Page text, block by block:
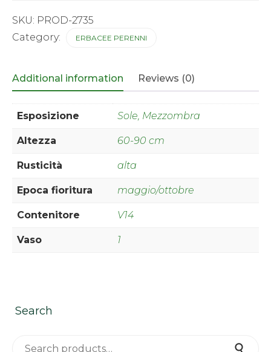
quantity
SKU: PROD-2735
Category:
ERBACEE PERENNI
Additional information Reviews (0)
Esposizione Sole, Mezzombra
Altezza 60-90 cm
Rusticità alta
Epoca fioritura maggio/ottobre
Contenitore V14
Vaso 1
Search